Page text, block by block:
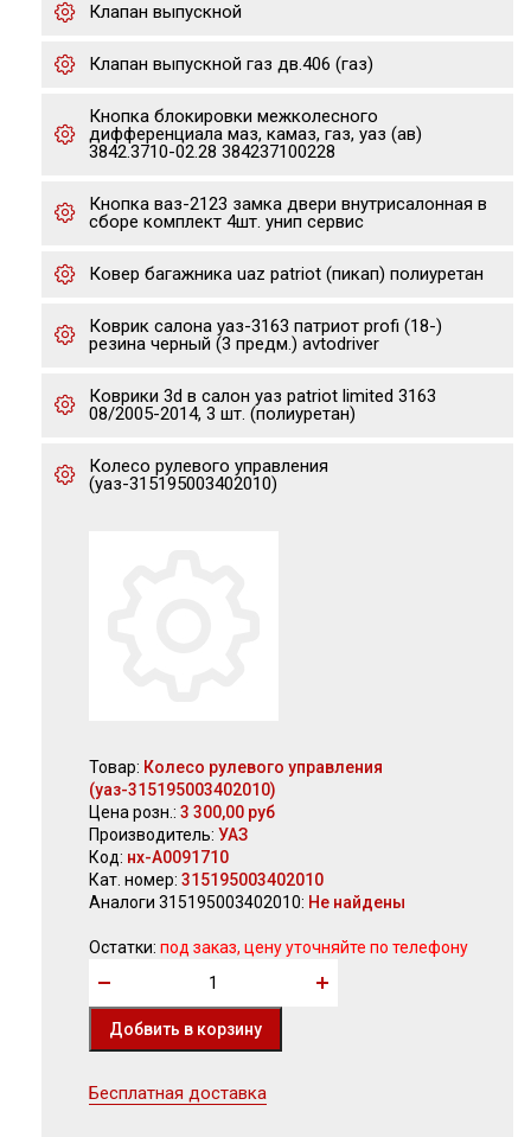
Клапан выпускной
Клапан выпускной газ дв.406 (газ)
Кнопка блокировки межколесного
дифференциала маз, камаз, газ, уаз (ав)
3842.3710-02.28 384237100228
Кнопка ваз-2123 замка двери внутрисалонная в
сборе комплект 4шт. унип сервис
Ковер багажника uaz patriot (пикап) полиуретан
Коврик салона уаз-3163 патриот profi (18-)
резина черный (3 предм.) avtodriver
Коврики 3d в салон уаз patriot limited 3163
08/2005-2014, 3 шт. (полиуретан)
Колесо рулевого управления
(уаз-315195003402010)
Товар: Колесо рулевого управления
(уаз-315195003402010)
Цена розн.: 3 300,00 руб
Производитель: УАЗ
Код: нх-А0091710
Кат. номер: 315195003402010
Аналоги 315195003402010: Не найдены
Остатки: под заказ, цену уточняйте по телефону
Бесплатная доставка